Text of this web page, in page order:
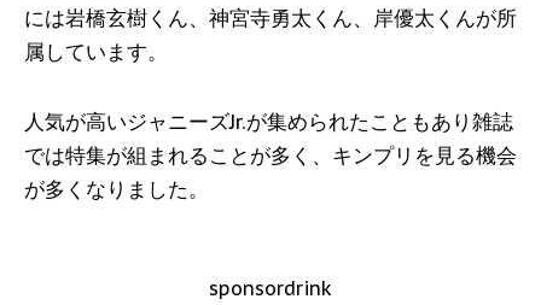
には岩橋玄樹くん、神宮寺勇太くん、岸優太くんが所
属しています。
人気が高いジャニーズJr.が集められたこともあり雑誌
では特集が組まれることが多く、キンプリを見る機会
が多くなりました。
sponsordrink